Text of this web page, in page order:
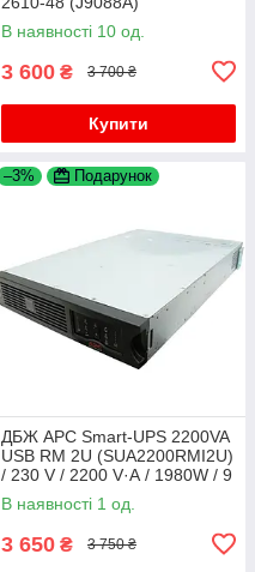
В наявності 10 од.
3 600 ₴ 3 700 ₴
Купити
–3% Подарунок
ДБЖ APC Smart-UPS 2200VA
USB RM 2U (SUA2200RMI2U)
/ 230 V / 2200 V·А / 1980W / 9
виходів / RS-232, USB,
SmartSlot / Без АКБ
В наявності 1 од.
3 650 ₴ 3 750 ₴